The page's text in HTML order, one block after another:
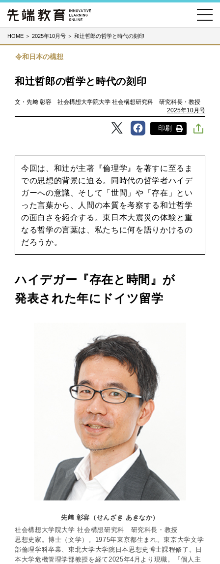
HOME ＞ 2025年10月号 ＞ 和辻哲郎の哲学と時代の刻印
令和日本の構想
和辻哲郎の哲学と時代の刻印
文・先﨑 彰容 社会構想大学院大学 社会構想研究科 研究科長・教授
2025年10月号
印刷
今回は、和辻が主著『倫理学』を著すに至るま
での思想的背景に迫る。同時代の哲学者ハイデ
ガーへの意識、そして「世間」や「存在」とい
った言葉から、人間の本質を考察する和辻哲学
の面白さを紹介する。東日本大震災の体験と重
なる哲学の言葉は、私たちに何を語りかけるの
だろうか。
ハイデガー『存在と時間』が
発表された年にドイツ留学
先﨑 彰容（せんざき あきなか）
社会構想大学院大学 社会構想研究科 研究科長・教授
思想史家。博士（文学）。1975年東京都生まれ。東京大学文学
部倫理学科卒業、東北大学大学院日本思想史博士課程修了。日
本大学危機管理学部教授を経て2025年4月より現職。『個人主